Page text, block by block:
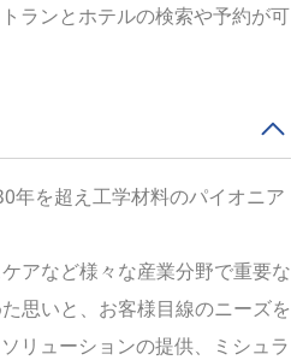
ランとホテルの検索や予約が可
年を超え工学材料のパイオニア
アなど様々な産業分野で重要な
思いと、お客様目線のニーズを
リューションの提供、ミシュラ